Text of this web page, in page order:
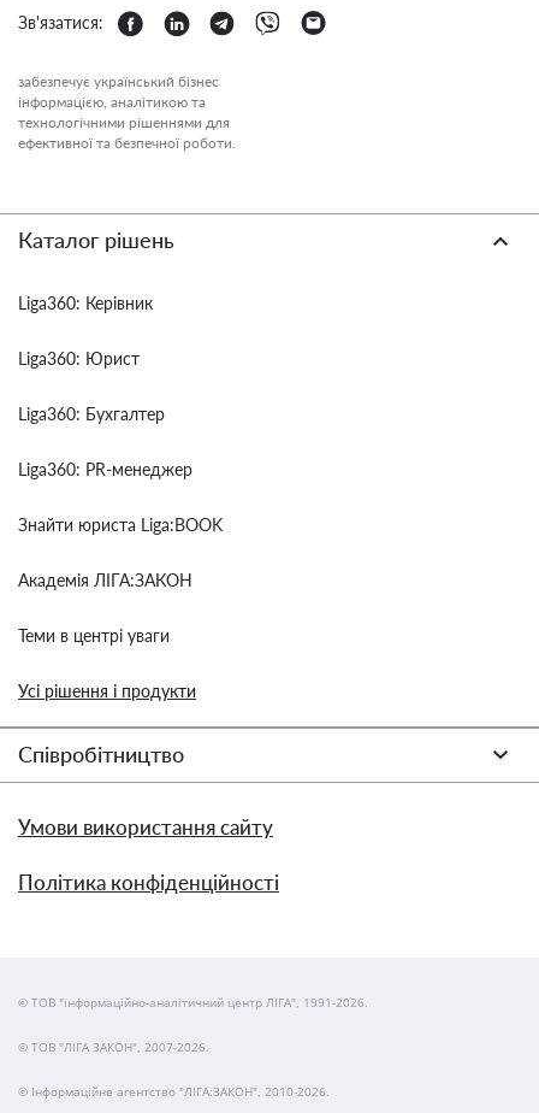
Зв'язатися:
забезпечує український бізнес
інформацією, аналітикою та
технологічними рішеннями для
ефективної та безпечної роботи.
Каталог рішень
Liga360: Керівник
Liga360: Юрист
Liga360: Бухгалтер
Liga360: PR-менеджер
Знайти юриста Liga:BOOK
Академія ЛІГА:ЗАКОН
Теми в центрі уваги
Усі рішення і продукти
Співробітництво
Умови використання сайту
Політика конфіденційності
© ТОВ "інформаційно-аналітичний центр ЛІГА", 1991-2026.
© ТОВ "ЛІГА ЗАКОН", 2007-2026.
© Інформаційне агентство "ЛІГА:ЗАКОН", 2010-2026.